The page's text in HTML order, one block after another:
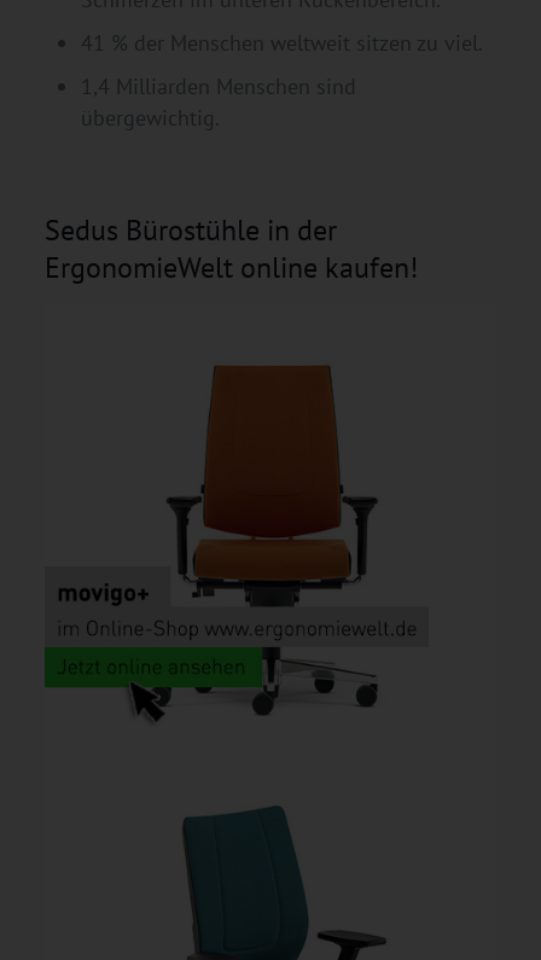
41 % der Menschen weltweit sitzen zu viel.
1,4 Milliarden Menschen sind
übergewichtig.
Sedus Bürostühle in der
ErgonomieWelt online kaufen!